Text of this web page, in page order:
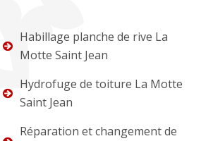
Habillage planche de rive La
Motte Saint Jean
Hydrofuge de toiture La Motte
Saint Jean
Réparation et changement de